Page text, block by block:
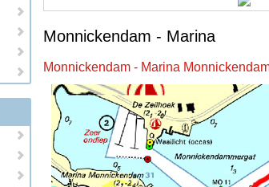
Monnickendam - Marina
Monnickendam - Marina